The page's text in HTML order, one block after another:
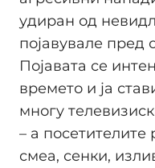
удиран од
појавувале пред
Појавата се
времето и ја
многу
– а посетителите
смеа, сенки,